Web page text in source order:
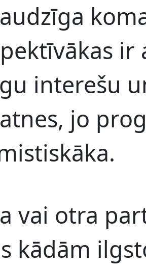
ir
interešu
jo
vai otra
kādām